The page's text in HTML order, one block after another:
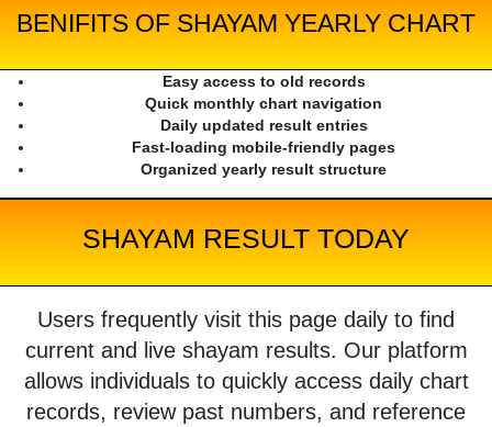
BENIFITS OF SHAYAM YEARLY CHART
Easy access to old records
Quick monthly chart navigation
Daily updated result entries
Fast-loading mobile-friendly pages
Organized yearly result structure
SHAYAM RESULT TODAY
Users frequently visit this page daily to find
current and live shayam results. Our platform
allows individuals to quickly access daily chart
records, review past numbers, and reference